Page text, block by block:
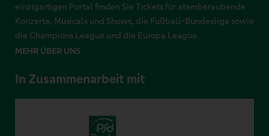
einzigartigen Portal finden Sie Tickets für atemberaubende
Konzerte, Musicals und Shows, die Fußball-Bundesliga sowie
die Champions League und die Europa League.
MEHR ÜBER UNS
In Zusammenarbeit mit